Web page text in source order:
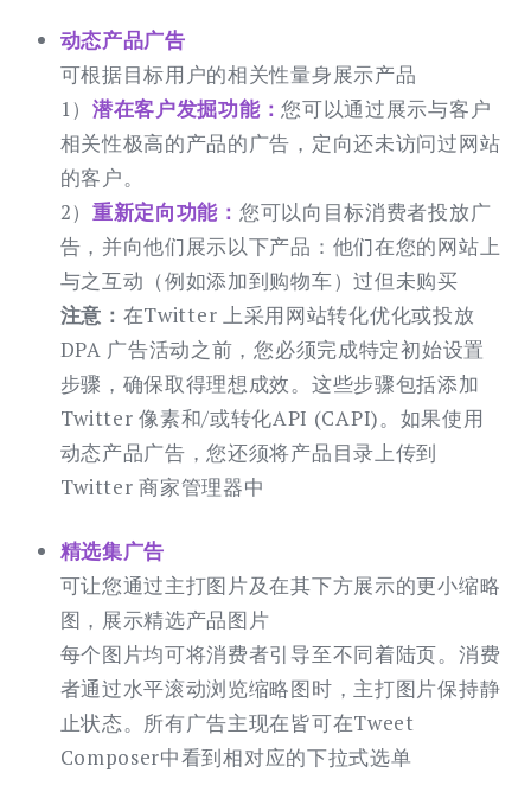
动态产品⼴告
可根据目标用户的相关性量身展示产品
1） 潜在客户发掘功能：您可以通过展示与客户
相关性极高的产品的广告，定向还未访问过网站
的客户。
2） 重新定向功能： 您可以向目标消费者投放广
告，并向他们展示以下产品：他们在您的网站上
与之互动（例如添加到购物车）过但未购买
注意： 在Twitter 上采用网站转化优化或投放
DPA 广告活动之前，您必须完成特定初始设置
步骤，确保取得理想成效。这些步骤包括添加
Twitter 像素和/或转化API (CAPI)。如果使用
动态产品广告，您还须将产品目录上传到
Twitter 商家管理器中
精选集广告
可让您通过主打图片及在其下方展示的更小缩略
图，展示精选产品图片
每个图片均可将消费者引导至不同着陆页。消费
者通过水平滚动浏览缩略图时，主打图片保持静
止状态。所有广告主现在皆可在Tweet
Composer中看到相对应的下拉式选单